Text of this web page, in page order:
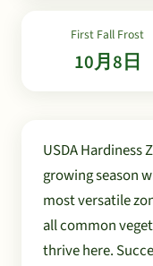
First Fall Frost
10月8日
USDA Hardiness
growing season
most versatile
all common
thrive here.